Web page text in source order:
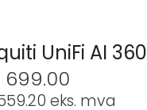
UniFi AI 360
699.00
eks. mva